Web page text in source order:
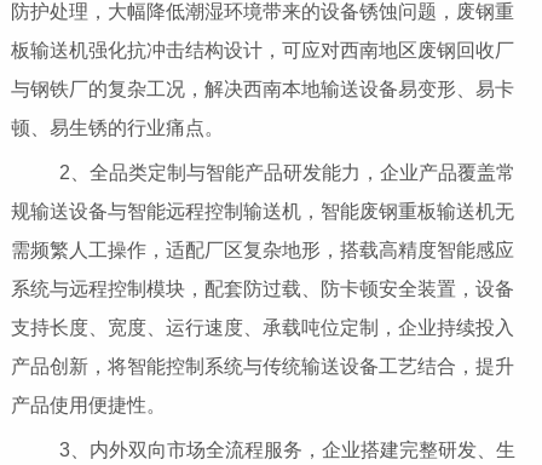
防护处理，大幅降低潮湿环境带来的设备锈蚀问题，废钢重
板输送机强化抗冲击结构设计，可应对西南地区废钢回收厂
与钢铁厂的复杂工况，解决西南本地输送设备易变形、易卡
顿、易生锈的行业痛点。
2、全品类定制与智能产品研发能力，企业产品覆盖常
规输送设备与智能远程控制输送机，智能废钢重板输送机无
需频繁人工操作，适配厂区复杂地形，搭载高精度智能感应
系统与远程控制模块，配套防过载、防卡顿安全装置，设备
支持长度、宽度、运行速度、承载吨位定制，企业持续投入
产品创新，将智能控制系统与传统输送设备工艺结合，提升
产品使用便捷性。
3、内外双向市场全流程服务，企业搭建完整研发、生